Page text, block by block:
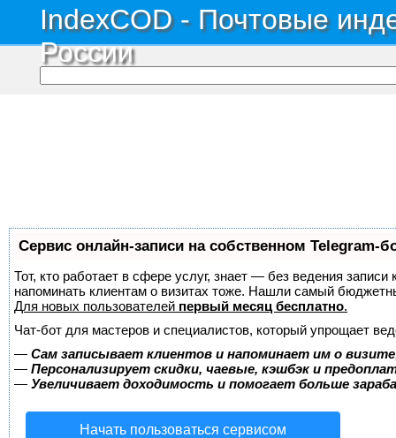
IndexCOD - Почтовые
России
Сервис онлайн-записи на собственном Telegram-
Тот, кто работает в сфере услуг, знает — без ведения
напоминать клиентам о визитах тоже. Нашли самый
Для новых пользователей первый месяц бесплатно.
Чат-бот для мастеров и специалистов, который упрощает
— Сам записывает клиентов и напоминает им о
— Персонализирует скидки, чаевые, кэшбэк и
— Увеличивает доходимость и помогает больше
Начать пользоваться сервисом